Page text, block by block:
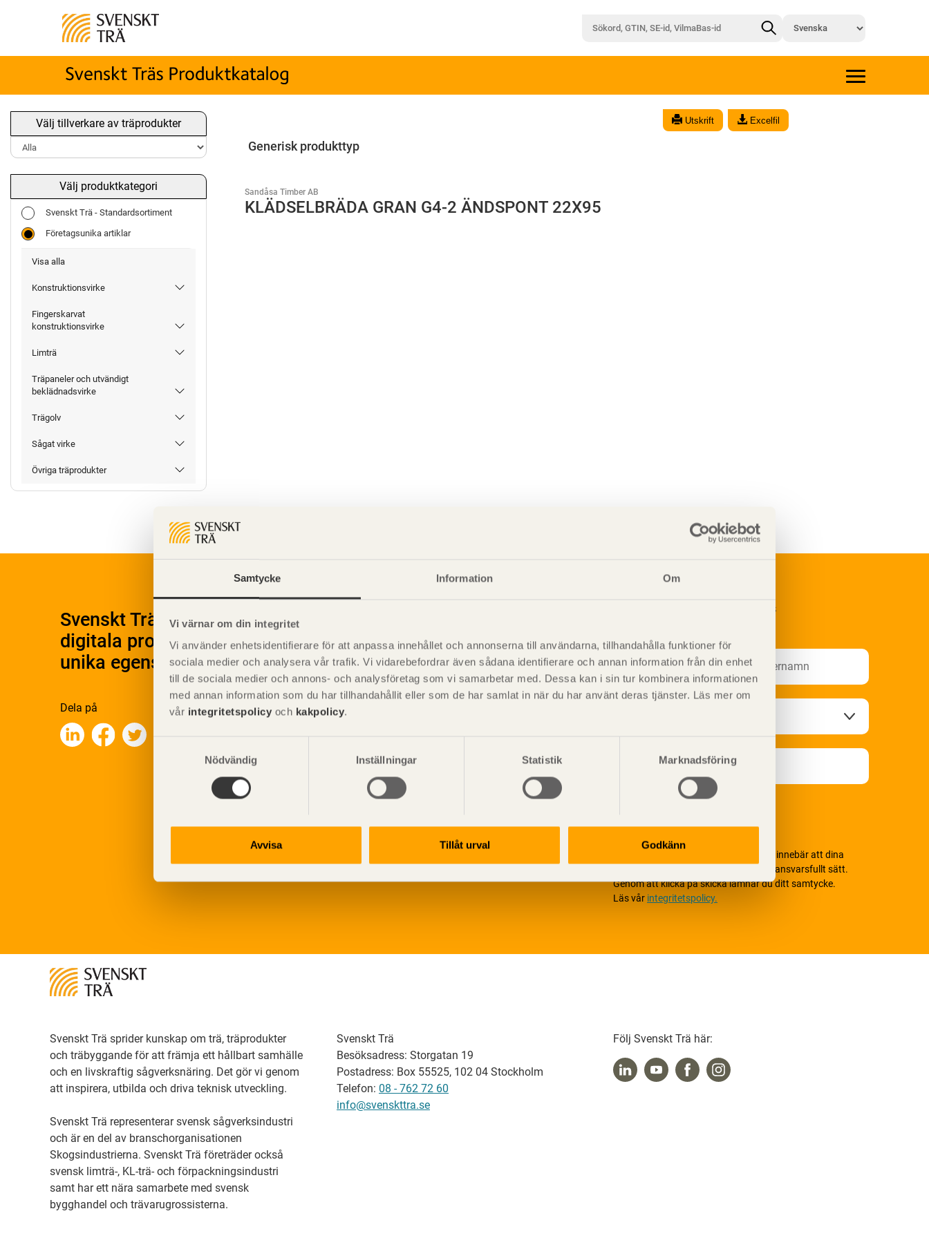
Samtycke Information Om
Vi värnar om din integritet
Vi använder enhetsidentifierare för att anpassa innehållet och annonserna till användarna, tillhandahålla funktioner för
sociala medier och analysera vår trafik. Vi vidarebefordrar även sådana identifierare och annan information från din enhet
till de sociala medier och annons- och analysföretag som vi samarbetar med. Dessa kan i sin tur kombinera informationen
med annan information som du har tillhandahållit eller som de har samlat in när du har använt deras tjänster. Läs mer om
vår integritetspolicy och kakpolicy.
Nödvändig
Inställningar Statistik Marknadsföring
Avvisa Tillåt urval Godkänn
Välj tillverkare av träprodukter
Välj produktkategori
Svenskt Trä - Standardsortiment
Företagsunika artiklar
Visa alla
Konstruktionsvirke
Fingerskarvat
konstruktionsvirke
Limträ
Träpaneler och utvändigt
beklädnadsvirke
Trägolv
Sågat virke
Övriga träprodukter
Utskrift Excelfil
Generisk produkttyp
Sandåsa Timber AB
KLÄDSELBRÄDA GRAN G4-2 ÄNDSPONT 22X95
Svenskt Träs Produktkatalog är svensk sågverksnärings
digitala produktkatalog för att beskriva träprodukter och deras
unika egenskaper.
Dela på
Prenumerera på Svenskt Träs
Vi värnar om personlig integritet vilket innebär att dina
personuppgifter alltid hanteras på ett ansvarsfullt sätt.
Genom att klicka på skicka lämnar du ditt samtycke.
Läs vår integritetspolicy.
Svenskt Trä sprider kunskap om trä, träprodukter
och träbyggande för att främja ett hållbart samhälle
och en livskraftig sågverksnäring. Det gör vi genom
att inspirera, utbilda och driva teknisk utveckling.
Svenskt Trä representerar svensk sågverksindustri
och är en del av branschorganisationen
Skogsindustrierna. Svenskt Trä företräder också
svensk limträ-, KL-trä- och förpackningsindustri
samt har ett nära samarbete med svensk
bygghandel och trävarugrossisterna.
Svenskt Trä
Besöksadress: Storgatan 19
Postadress: Box 55525, 102 04 Stockholm
Telefon: 08 - 762 72 60
info@svenskttra.se
Följ Svenskt Trä här: